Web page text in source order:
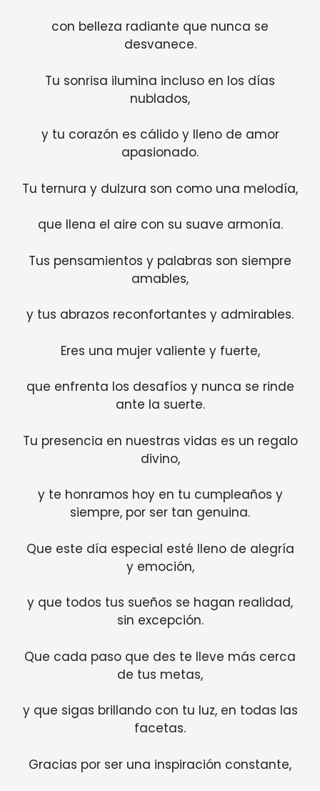
con belleza radiante que nunca se
desvanece.
Tu sonrisa ilumina incluso en los días
nublados,
y tu corazón es cálido y lleno de amor
apasionado.
Tu ternura y dulzura son como una melodía,
que llena el aire con su suave armonía.
Tus pensamientos y palabras son siempre
amables,
y tus abrazos reconfortantes y admirables.
Eres una mujer valiente y fuerte,
que enfrenta los desafíos y nunca se rinde
ante la suerte.
Tu presencia en nuestras vidas es un regalo
divino,
y te honramos hoy en tu cumpleaños y
siempre, por ser tan genuina.
Que este día especial esté lleno de alegría
y emoción,
y que todos tus sueños se hagan realidad,
sin excepción.
Que cada paso que des te lleve más cerca
de tus metas,
y que sigas brillando con tu luz, en todas las
facetas.
Gracias por ser una inspiración constante,